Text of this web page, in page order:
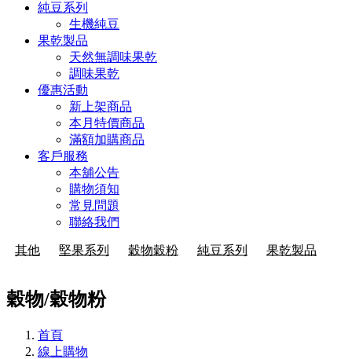
純豆系列
生機純豆
果乾製品
天然無調味果乾
調味果乾
優惠活動
新上架商品
本月特價商品
滿額加購商品
客戶服務
本舖公告
購物須知
常見問題
聯絡我們
其他 堅果系列 穀物穀粉 純豆系列 果乾製品
穀物/穀物粉
首頁
線上購物